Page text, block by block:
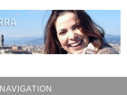
NAVIGATION